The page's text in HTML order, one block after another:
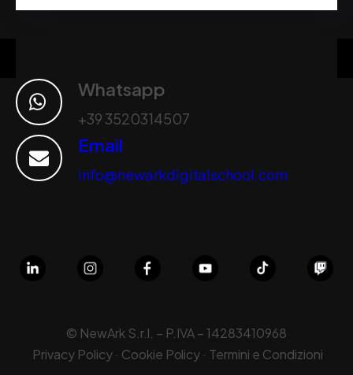
Whatsapp
+39 3520314507
Email
info@newarkdigitalschool.com
© NewArk S.r.l. – P.IVA –14283410968
Privacy Policy · Cookie Policy · Termini e Condizioni